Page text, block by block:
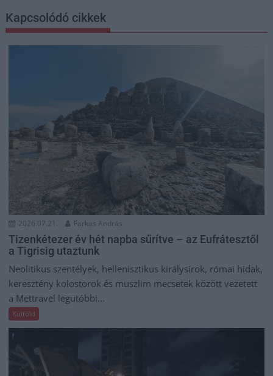
Kapcsolódó cikkek
2026.07.21. Farkas András
Tizenkétezer év hét napba sűrítve – az Eufrátesztől
a Tigrisig utaztunk
Neolitikus szentélyek, hellenisztikus királysírok, római hidak,
keresztény kolostorok és muszlim mecsetek között vezetett
a Mettravel legutóbbi...
Külföld